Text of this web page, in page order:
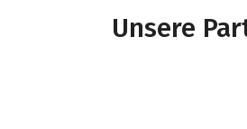
Unsere